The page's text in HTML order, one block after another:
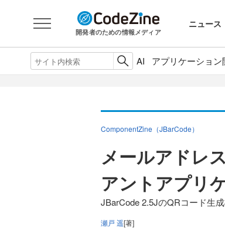
開発者のための情報メディア
ニュース
AI アプリケーション
ComponentZine（JBarCode）
メールアドレ
アントアプリ
JBarCode 2.5JのQRコード生
瀬戸 遥[著]